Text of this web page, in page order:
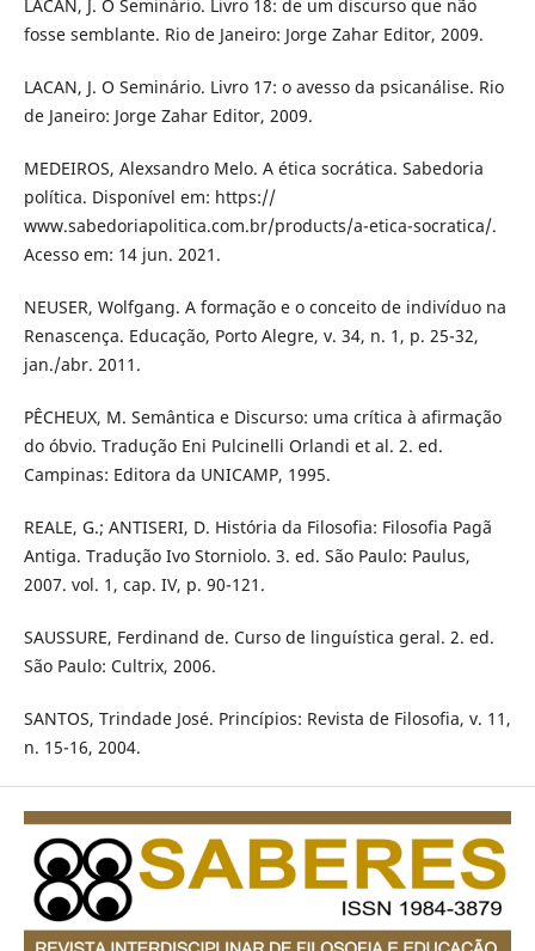
LACAN, J. O Seminário. Livro 18: de um discurso que não
fosse semblante. Rio de Janeiro: Jorge Zahar Editor, 2009.
LACAN, J. O Seminário. Livro 17: o avesso da psicanálise. Rio
de Janeiro: Jorge Zahar Editor, 2009.
MEDEIROS, Alexsandro Melo. A ética socrática. Sabedoria
política. Disponível em: https://
www.sabedoriapolitica.com.br/products/a-etica-socratica/.
Acesso em: 14 jun. 2021.
NEUSER, Wolfgang. A formação e o conceito de indivíduo na
Renascença. Educação, Porto Alegre, v. 34, n. 1, p. 25-32,
jan./abr. 2011.
PÊCHEUX, M. Semântica e Discurso: uma crítica à afirmação
do óbvio. Tradução Eni Pulcinelli Orlandi et al. 2. ed.
Campinas: Editora da UNICAMP, 1995.
REALE, G.; ANTISERI, D. História da Filosofia: Filosofia Pagã
Antiga. Tradução Ivo Storniolo. 3. ed. São Paulo: Paulus,
2007. vol. 1, cap. IV, p. 90-121.
SAUSSURE, Ferdinand de. Curso de linguística geral. 2. ed.
São Paulo: Cultrix, 2006.
SANTOS, Trindade José. Princípios: Revista de Filosofia, v. 11,
n. 15-16, 2004.